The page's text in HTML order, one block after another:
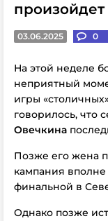
03.06.2025 0
На этой неделе
неприятный
игры
говорилось, что
Овечкина
Позже его жена
кампания
финальной в
Однако позже